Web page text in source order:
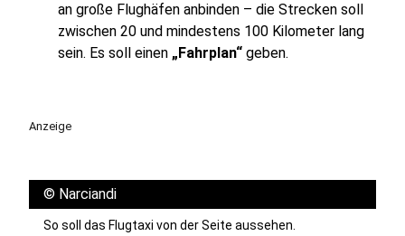
an große Flughäfen anbinden – die Strecken soll
zwischen 20 und mindestens 100 Kilometer lang
sein. Es soll einen „Fahrplan“ geben.
Anzeige
© Narciandi
So soll das Flugtaxi von der Seite aussehen.